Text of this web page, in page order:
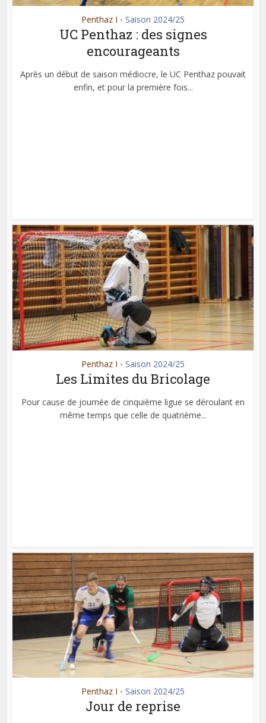
Penthaz I • Saison 2024/25
UC Penthaz : des signes
encourageants
Après un début de saison médiocre, le UC Penthaz pouvait
enfin, et pour la première fois...
Penthaz I • Saison 2024/25
Les Limites du Bricolage
Pour cause de journée de cinquième ligue se déroulant en
même temps que celle de quatrième...
Penthaz I • Saison 2024/25
Jour de reprise